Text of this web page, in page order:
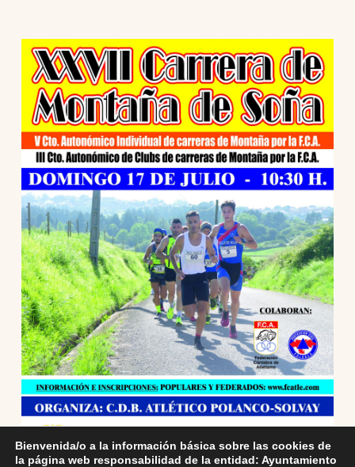
Bienvenida/o a la información básica sobre las cookies de
la página web responsabilidad de la entidad: Ayuntamiento